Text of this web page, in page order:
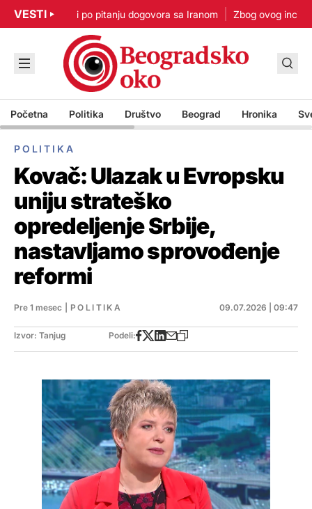
VESTI
Nisam u žurbi po pitanju dogovora sa Iranom Zbog ovog
Početna Politika Društvo Beograd Hronika
POLITIKA
Kovač: Ulazak u Evropsku
uniju strateško
opredeljenje Srbije,
nastavljamo sprovođenje
reformi
Pre 1 mesec POLITIKA 09.07.2026 | 09:47
Izvor: Tanjug Podeli: